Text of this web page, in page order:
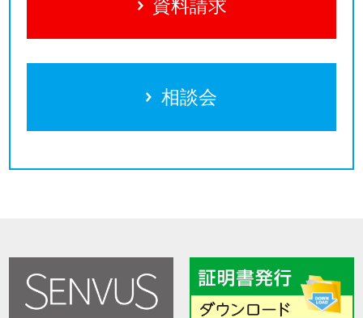
資料請求
相談会